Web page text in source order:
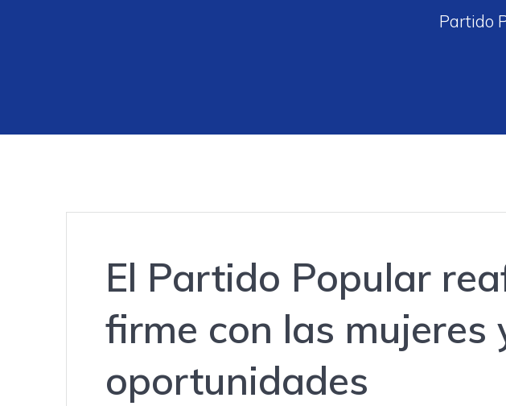
Partido
El Partido Popular
firme con las mujeres
oportunidades